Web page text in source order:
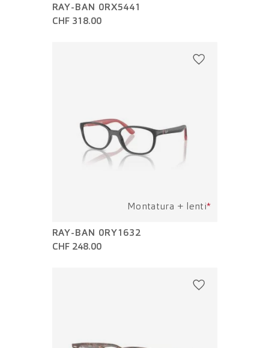
RAY-BAN 0RX5441
CHF 318.00
Montatura + lenti*
RAY-BAN 0RY1632
CHF 248.00